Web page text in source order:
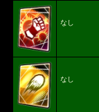
なし
なし